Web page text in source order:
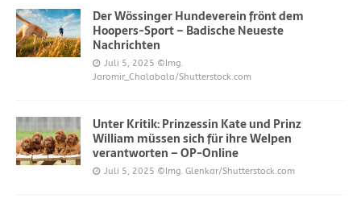
Der Wössinger Hundeverein frönt dem
Hoopers-Sport – Badische Neueste
Nachrichten
Juli 5, 2025 ©Img.
Jaromir_Chalabala/Shutterstock.com
Unter Kritik: Prinzessin Kate und Prinz
William müssen sich für ihre Welpen
verantworten – OP-Online
Juli 5, 2025 ©Img. Glenkar/Shutterstock.com